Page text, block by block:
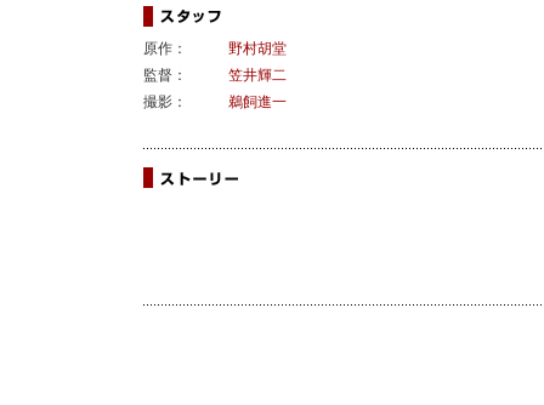
原作：
野村胡堂
監督：
笠井輝二
撮影：
鵜飼進一